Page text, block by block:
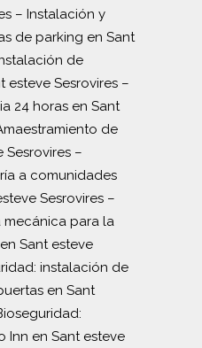
– Instalación y
de parking en Sant
de
esteve Sesrovires –
24 horas en Sant
de
Sesrovires –
a comunidades
Sesrovires –
mecánica para la
Sant esteve
instalación de
en Sant
Inn en Sant esteve